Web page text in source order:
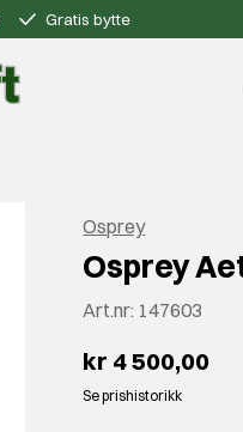
Gratis bytte
Osprey
Osprey
Art.nr: 147603
kr 4 500,00
Se prishistorikk